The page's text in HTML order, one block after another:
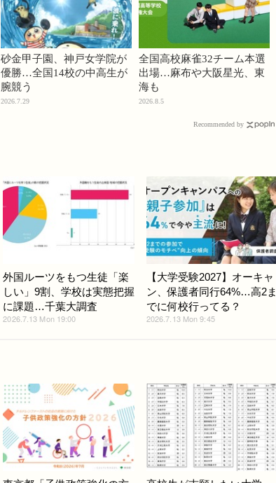
砂金甲子園、神戸女学院が
優勝…全国14校の中高生が
腕競う
2026.7.29
全国高校麻雀32チーム本選
出場…麻布や大阪星光、東
海も
2026.8.5
Recommended by
外国ルーツをもつ生徒「楽
しい」9割、学校は実態把握
に課題…千葉大調査
2026.7.13 Mon 19:00
【大学受験2027】オーキャ
ン、保護者同行64%…高2ま
でに何校行ってる？
2026.7.13 Mon 9:45